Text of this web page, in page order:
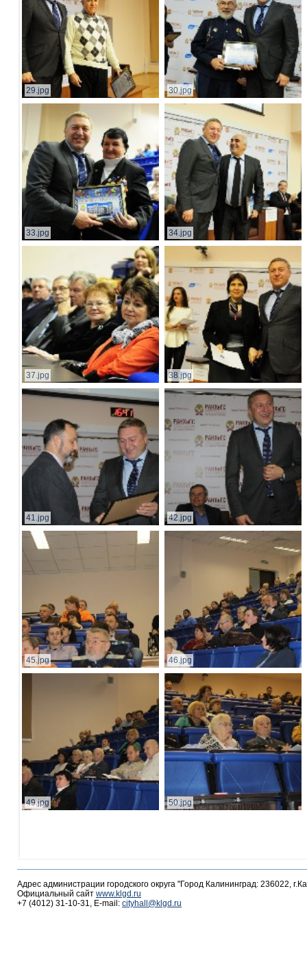
29.jpg 30.jpg
33.jpg 34.jpg
37.jpg 38.jpg
41.jpg 42.jpg
45.jpg 46.jpg
49.jpg 50.jpg
Адрес администрации городского округа "Город Калининград: 236022,
Официальный сайт www.klgd.ru
+7 (4012) 31-10-31, E-mail: cityhall@klgd.ru